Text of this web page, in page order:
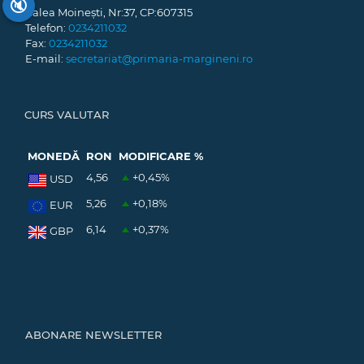
Calea Moinești, Nr:37, CP:607315
Telefon: 0234211032
Fax: 0234211032
E-mail: secretariat@primaria-margineni.ro
CURS VALUTAR
MONEDĂ RON
MODIFICARE %
USD
4,56 +0,45%
EUR 5,26 +0,18%
GBP 6,14 +0,37%
ABONARE NEWSLETTER
🔇